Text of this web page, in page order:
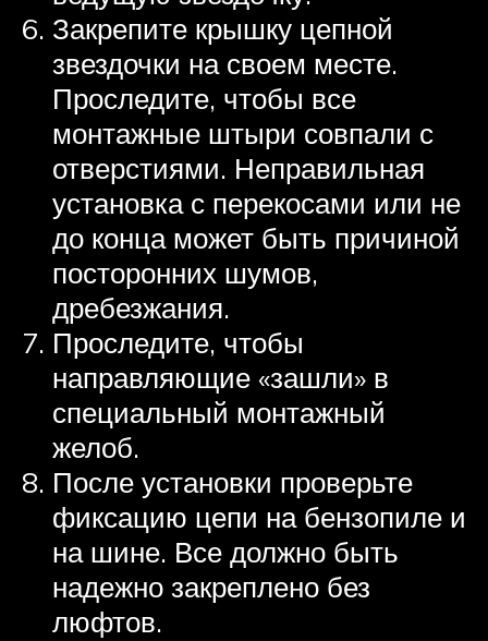
Закрепите крышку цепной
звездочки на своем месте.
Проследите, чтобы все
монтажные штыри совпали с
отверстиями. Неправильная
установка с перекосами или не
до конца может быть причиной
посторонних шумов,
дребезжания.
Проследите, чтобы
направляющие «зашли» в
специальный монтажный
желоб.
После установки проверьте
фиксацию цепи на бензопиле и
на шине. Все должно быть
надежно закреплено без
люфтов.